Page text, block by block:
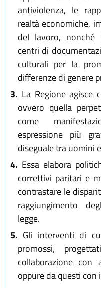
antiviolenza, le
realtà economiche,
del lavoro, nonché
centri di
culturali per la
differenze di genere
3. La Regione agisce
ovvero quella
come
espressione più
diseguale tra uomini
4. Essa elabora
correttivi paritari e
contrastare le
raggiungimento
legge.
5. Gli interventi di
promossi,
collaborazione
oppure da questi con